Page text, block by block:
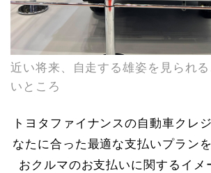
近い将来、自走する雄姿を見られ
いところ
トヨタファイナンスの自動車クレ
なたに合った最適な支払いプラン
おクルマのお支払いに関するイメ